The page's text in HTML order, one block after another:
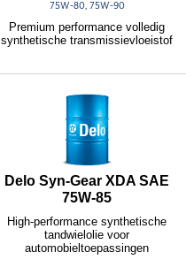
75W-80, 75W-90
Premium performance volledig
synthetische transmissievloeistof
Delo Syn-Gear XDA SAE
75W-85
High-performance synthetische
tandwielolie voor
automobieltoepassingen